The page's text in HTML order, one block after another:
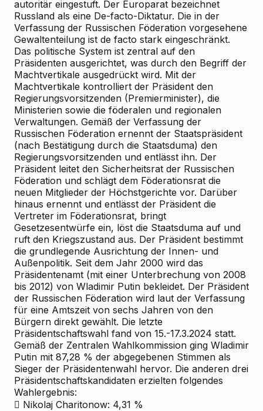
autoritär eingestuft. Der Europarat bezeichnet
Russland als eine De-facto-Diktatur. Die in der
Verfassung der Russischen Föderation vorgesehene
Gewaltenteilung ist de facto stark eingeschränkt.
Das politische System ist zentral auf den
Präsidenten ausgerichtet, was durch den Begriff der
Machtvertikale ausgedrückt wird. Mit der
Machtvertikale kontrolliert der Präsident den
Regierungsvorsitzenden (Premierminister), die
Ministerien sowie die föderalen und regionalen
Verwaltungen. Gemäß der Verfassung der
Russischen Föderation ernennt der Staatspräsident
(nach Bestätigung durch die Staatsduma) den
Regierungsvorsitzenden und entlässt ihn. Der
Präsident leitet den Sicherheitsrat der Russischen
Föderation und schlägt dem Föderationsrat die
neuen Mitglieder der Höchstgerichte vor. Darüber
hinaus ernennt und entlässt der Präsident die
Vertreter im Föderationsrat, bringt
Gesetzesentwürfe ein, löst die Staatsduma auf und
ruft den Kriegszustand aus. Der Präsident bestimmt
die grundlegende Ausrichtung der Innen- und
Außenpolitik. Seit dem Jahr 2000 wird das
Präsidentenamt (mit einer Unterbrechung von 2008
bis 2012) von Wladimir Putin bekleidet. Der Präsident
der Russischen Föderation wird laut der Verfassung
für eine Amtszeit von sechs Jahren von den
Bürgern direkt gewählt. Die letzte
Präsidentschaftswahl fand von 15.-17.3.2024 statt.
Gemäß der Zentralen Wahlkommission ging Wladimir
Putin mit 87,28 % der abgegebenen Stimmen als
Sieger der Präsidentenwahl hervor. Die anderen drei
Präsidentschaftskandidaten erzielten folgendes
Wahlergebnis:
 Nikolaj Charitonow: 4,31 %